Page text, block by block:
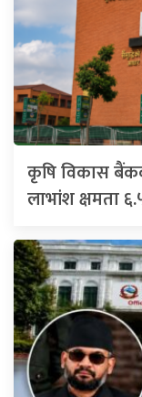
कृषि विकास
लाभांश क्षमता